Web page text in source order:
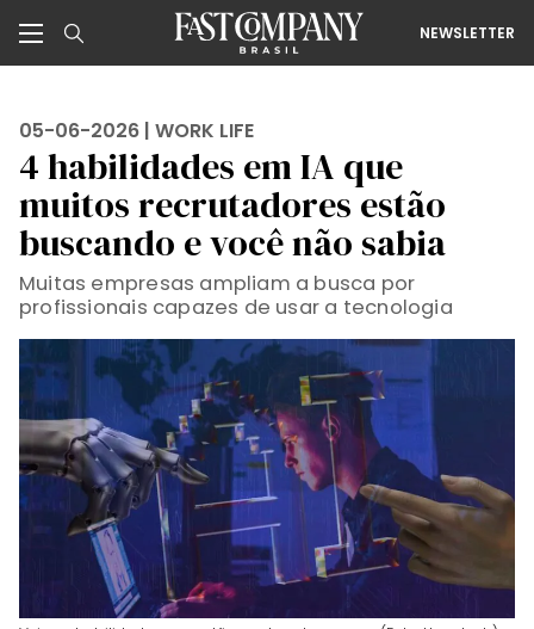
NEWSLETTER
05-06-2026 | WORK LIFE
4 habilidades em IA que
muitos recrutadores estão
buscando e você não sabia
Muitas empresas ampliam a busca por
profissionais capazes de usar a tecnologia